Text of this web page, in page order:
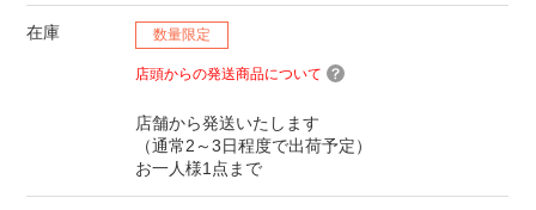
在庫 数量限定
店頭からの発送商品について
店舗から発送いたします
（通常2～3日程度で出荷予定）
お一人様1点まで